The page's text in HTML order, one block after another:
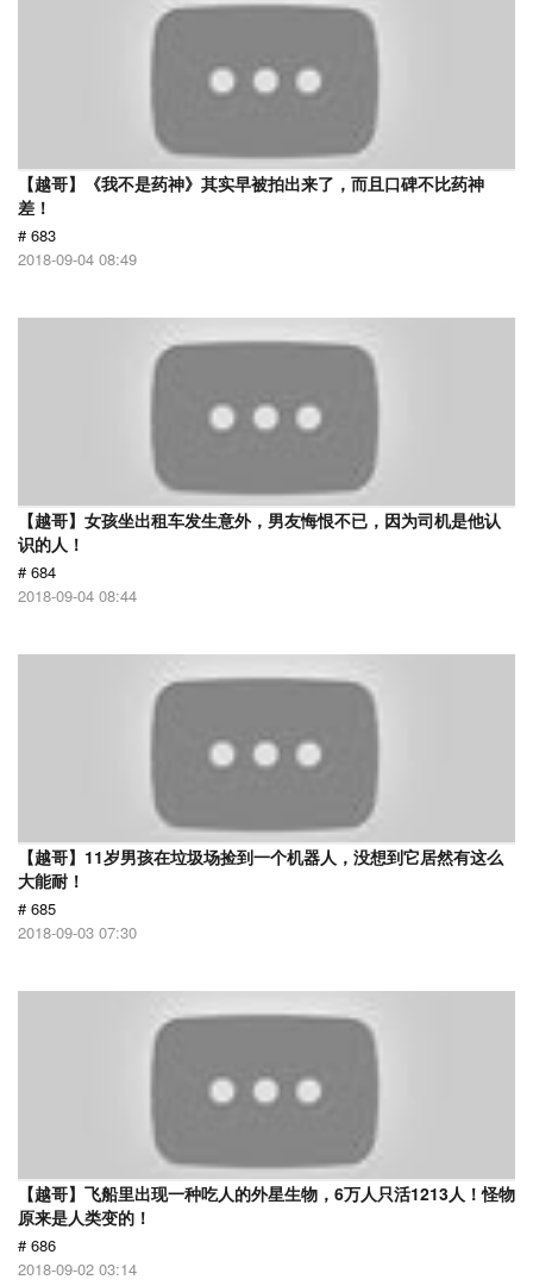
【越哥】《我不是药神》其实早被拍出来了，而且口碑不比药神
差！
# 683
2018-09-04 08:49
【越哥】女孩坐出租车发生意外，男友悔恨不已，因为司机是他认
识的人！
# 684
2018-09-04 08:44
【越哥】11岁男孩在垃圾场捡到一个机器人，没想到它居然有这么
大能耐！
# 685
2018-09-03 07:30
【越哥】飞船里出现一种吃人的外星生物，6万人只活1213人！怪物
原来是人类变的！
# 686
2018-09-02 03:14